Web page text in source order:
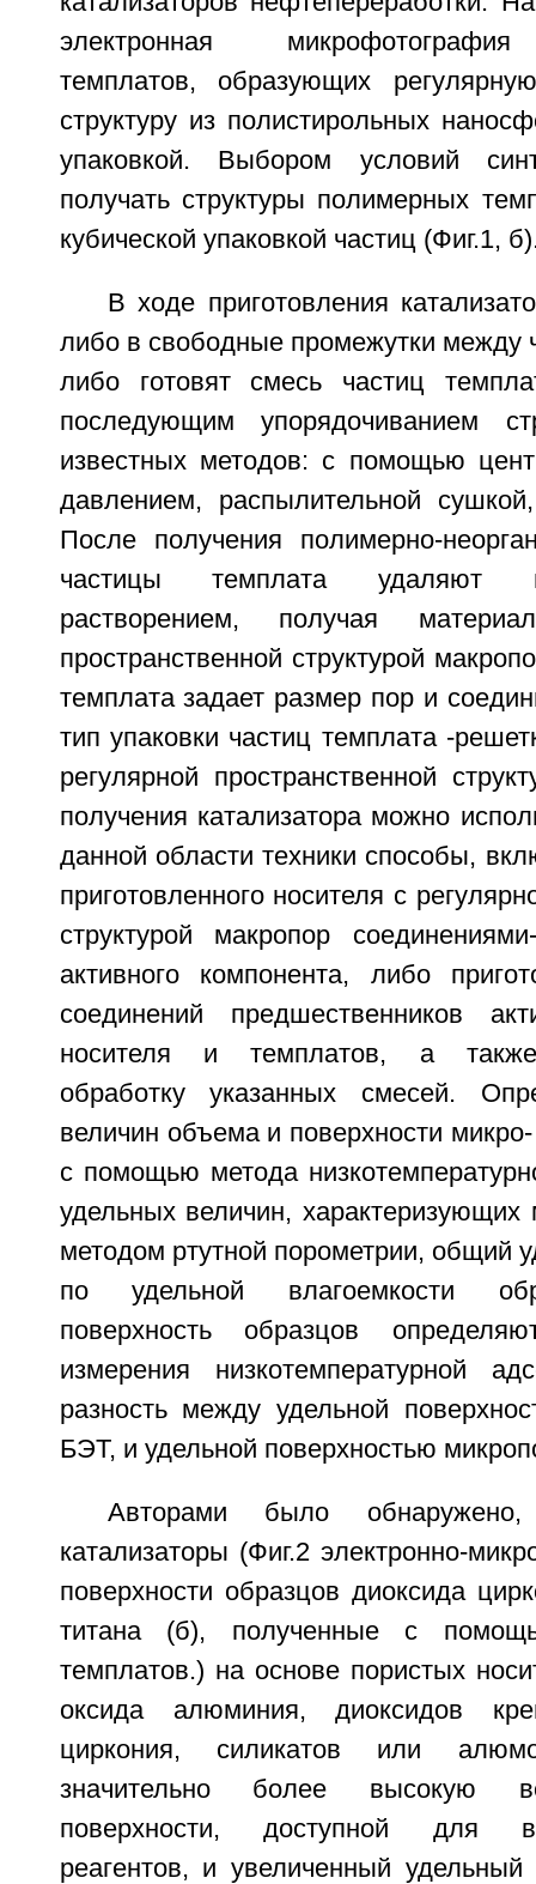
электронная
темплатов, образующих
структуру из полистирольных
упаковкой. Выбором условий
получать структуры полимерных
кубической упаковкой частиц (Фиг.1,
В ходе приготовления
либо в свободные промежутки между
либо готовят смесь частиц
последующим упорядочиванием
известных методов: с помощью
давлением, распылительной
После получения полимерно-
частицы темплата удаляют
растворением, получая
пространственной структурой
темплата задает размер пор и
тип упаковки частиц темплата -
регулярной пространственной
получения катализатора можно
данной области техники способы,
приготовленного носителя с
структурой макропор
активного компонента, либо
соединений предшественников
носителя и темплатов, а также
обработку указанных смесей.
величин объема и поверхности
с помощью метода
удельных величин,
методом ртутной порометрии, общий
по удельной влагоемкости
поверхность образцов
измерения низкотемпературной
разность между удельной
БЭТ, и удельной поверхностью
Авторами было
катализаторы (Фиг.2 электронно-
поверхности образцов диоксида
титана (б), полученные с
темплатов.) на основе пористых
оксида алюминия, диоксидов
циркония, силикатов или
значительно более высокую
поверхности, доступной для
реагентов, и увеличенный